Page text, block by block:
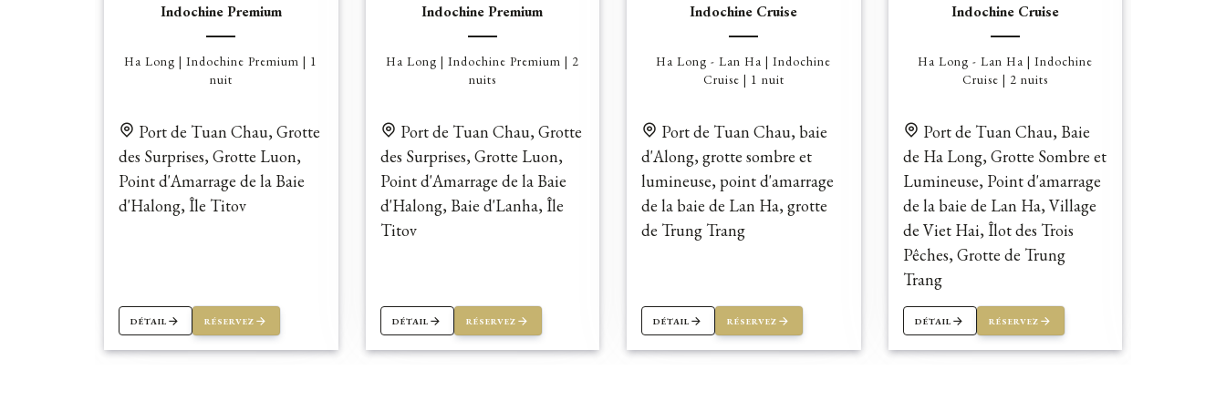
Indochine Premium
Ha Long | Indochine Premium | 1
nuit
Port de Tuan Chau, Grotte
des Surprises, Grotte Luon,
Point d'Amarrage de la Baie
d'Halong, Île Titov
DÉTAIL RÉSERVEZ
Indochine Premium
Ha Long | Indochine Premium | 2
nuits
Port de Tuan Chau, Grotte
des Surprises, Grotte Luon,
Point d'Amarrage de la Baie
d'Halong, Baie d'Lanha, Île
Titov
DÉTAIL RÉSERVEZ
Indochine Cruise
Ha Long - Lan Ha | Indochine
Cruise | 1 nuit
Port de Tuan Chau, baie
d'Along, grotte sombre et
lumineuse, point d'amarrage
de la baie de Lan Ha, grotte
de Trung Trang
DÉTAIL RÉSERVEZ
Indochine Cruise
Ha Long - Lan Ha | Indochine
Cruise | 2 nuits
Port de Tuan Chau, Baie
de Ha Long, Grotte Sombre et
Lumineuse, Point d'amarrage
de la baie de Lan Ha, Village
de Viet Hai, Îlot des Trois
Pêches, Grotte de Trung
Trang
DÉTAIL RÉSERVEZ